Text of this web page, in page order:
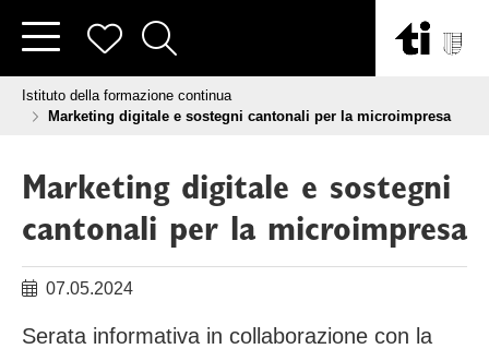
Tu sei qui:
Istituto della formazione continua
Marketing digitale e sostegni cantonali per la microimpresa
Marketing digitale e sostegni
cantonali per la microimpresa
07.05.2024
Serata informativa in collaborazione con la